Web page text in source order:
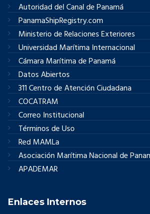
Autoridad del Canal de Panamá
PanamaShipRegistry.com
Ministerio de Relaciones Exteriores
Universidad Marítima Internacional
Cámara Marítima de Panamá
Datos Abiertos
311 Centro de Atención Ciudadana
COCATRAM
Correo Institucional
Términos de Uso
Red MAMLa
Asociación Marítima Nacional de
APADEMAR
Enlaces Internos